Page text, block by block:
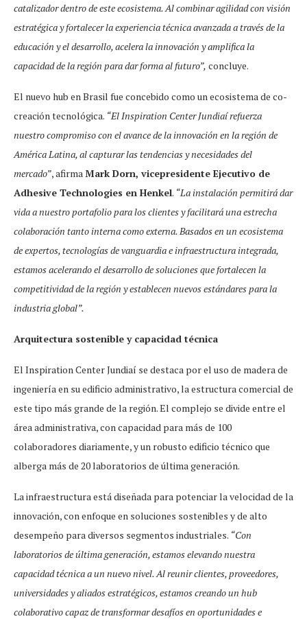
catalizador dentro de este ecosistema. Al combinar agilidad con visión
estratégica y fortalecer la experiencia técnica avanzada a través de la
educación y el desarrollo, acelera la innovación y amplifica la
capacidad de la región para dar forma al futuro”, concluye.
El nuevo hub en Brasil fue concebido como un ecosistema de co-
creación tecnológica. “El Inspiration Center Jundiaí refuerza
nuestro compromiso con el avance de la innovación en la región de
América Latina, al capturar las tendencias y necesidades del
mercado”, afirmaMark Dorn, vicepresidente Ejecutivo de
Adhesive Technologies en Henkel. “La instalación permitirá dar
vida a nuestro portafolio para los clientes y facilitará una estrecha
colaboración tanto interna como externa. Basados en un ecosistema
de expertos, tecnologías de vanguardia e infraestructura integrada,
estamos acelerando el desarrollo de soluciones que fortalecen la
competitividad de la región y establecen nuevos estándares para la
industria global”.
Arquitectura sostenible y capacidad técnica
El Inspiration Center Jundiaí se destaca por el uso de madera de
ingeniería en su edificio administrativo, la estructura comercial de
este tipo más grande de la región. El complejo se divide entre el
área administrativa, con capacidad para más de 100
colaboradores diariamente, y un robusto edificio técnico que
alberga más de 20 laboratorios de última generación.
La infraestructura está diseñada para potenciar la velocidad de la
innovación, con enfoque en soluciones sostenibles y de alto
desempeño para diversos segmentos industriales. “Con
laboratorios de última generación, estamos elevando nuestra
capacidad técnica a un nuevo nivel. Al reunir clientes, proveedores,
universidades y aliados estratégicos, estamos creando un hub
colaborativo capaz de transformar desafíos en oportunidades e